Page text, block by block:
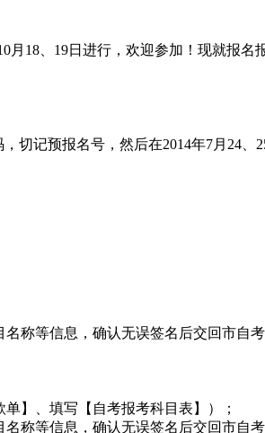
18、19日进行，欢迎参加！现就报名
记预报名号，然后在2014年7月24、
等信息，确认无误签名后交回市自考
】、填写【自考报考科目表】）；
等信息，确认无误签名后交回市自考